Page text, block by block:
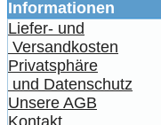
Informationen
Liefer- und
Versandkosten
Privatsphäre
und Datenschutz
Unsere AGB
Kontakt